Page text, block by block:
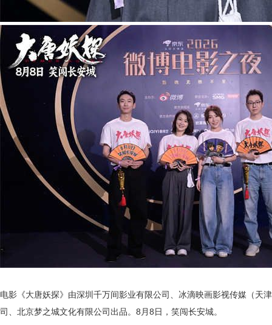
电影《大唐妖探》由深圳千万间影业有限公司、冰滴映画影视传媒（天
司、北京梦之城文化有限公司出品。8月8日，笑闯长安城。